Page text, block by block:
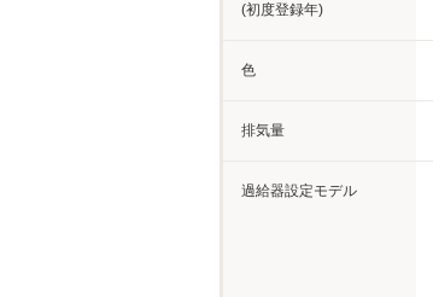
(初度登録年)
色
排気量
過給器設定モデル